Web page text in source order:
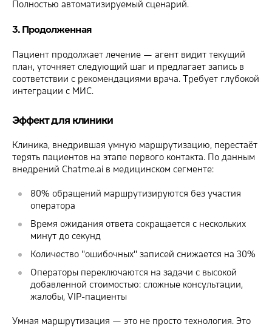
Полностью автоматизируемый сценарий.
3. Продолженная
Пациент продолжает лечение — агент видит текущий
план, уточняет следующий шаг и предлагает запись в
соответствии с рекомендациями врача. Требует глубокой
интеграции с МИС.
Эффект для клиники
Клиника, внедрившая умную маршрутизацию, перестаёт
терять пациентов на этапе первого контакта. По данным
внедрений Chatme.ai в медицинском сегменте:
80% обращений маршрутизируются без участия
оператора
Время ожидания ответа сокращается с нескольких
минут до секунд
Количество "ошибочных" записей снижается на 30%
Операторы переключаются на задачи с высокой
добавленной стоимостью: сложные консультации,
жалобы, VIP-пациенты
Умная маршрутизация — это не просто технология. Это